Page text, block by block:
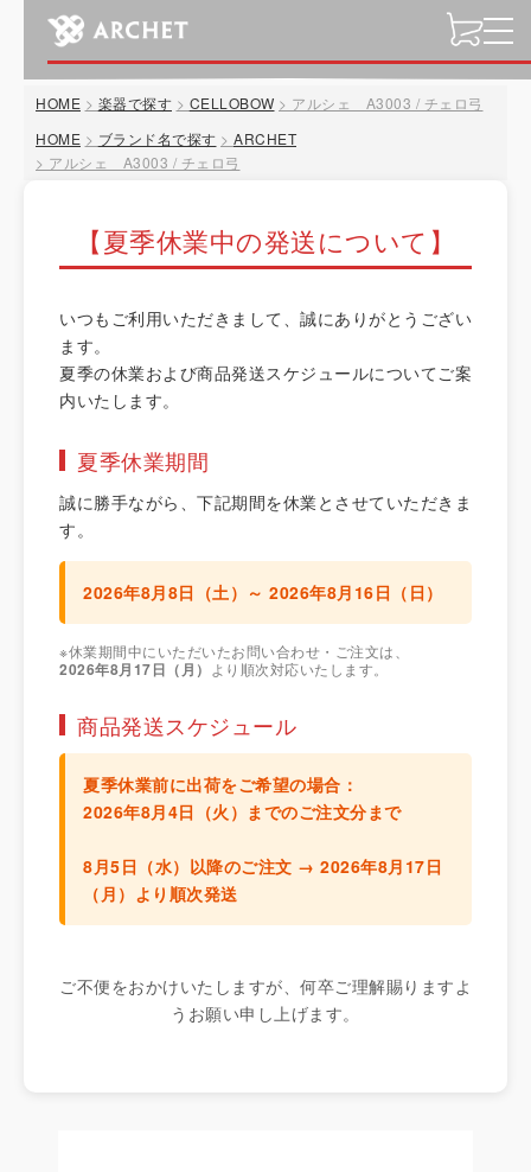
t
o
g
HOME 楽器で探す CELLOBOW
アルシェ A3003 / チェロ弓
HOME
ブランド名で探す
ARCHET
アルシェ A3003 / チェロ弓
【夏季休業中の発送について】
いつもご利用いただきまして、誠にありがとうござい
ます。
夏季の休業および商品発送スケジュールについてご案
内いたします。
夏季休業期間
誠に勝手ながら、下記期間を休業とさせていただきま
す。
2026年8月8日（土）～ 2026年8月16日（日）
※休業期間中にいただいたお問い合わせ・ご注文は、
2026年8月17日（月） より順次対応いたします。
商品発送スケジュール
夏季休業前に出荷をご希望の場合：
2026年8月4日（火）までのご注文分まで
8月5日（水）以降のご注文 → 2026年8月17日
（月）より順次発送
ご不便をおかけいたしますが、何卒ご理解賜りますよ
うお願い申し上げます。